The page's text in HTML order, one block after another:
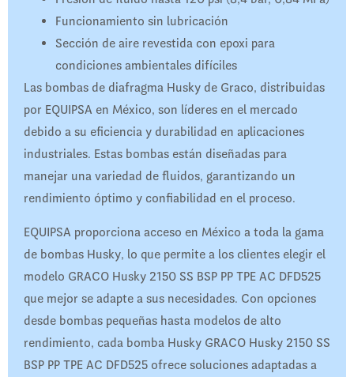
Funcionamiento sin lubricación
Sección de aire revestida con epoxi para
condiciones ambientales difíciles
Las bombas de diafragma Husky de Graco, distribuidas
por EQUIPSA en México, son líderes en el mercado
debido a su eficiencia y durabilidad en aplicaciones
industriales. Estas bombas están diseñadas para
manejar una variedad de fluidos, garantizando un
rendimiento óptimo y confiabilidad en el proceso.
EQUIPSA proporciona acceso en México a toda la gama
de bombas Husky, lo que permite a los clientes elegir el
modelo GRACO Husky 2150 SS BSP PP TPE AC DFD525
que mejor se adapte a sus necesidades. Con opciones
desde bombas pequeñas hasta modelos de alto
rendimiento, cada bomba Husky GRACO Husky 2150 SS
BSP PP TPE AC DFD525 ofrece soluciones adaptadas a